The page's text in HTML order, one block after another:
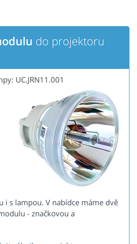
do projektoru
UC.JRN11.001
i s lampou. V nabídce máme dvě
- značkovou a